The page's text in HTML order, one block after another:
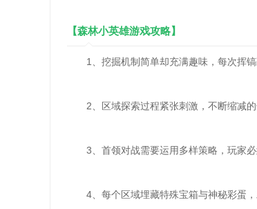
【森林小英雄游戏攻略】
1、挖掘机制简单却充满趣味，每次挥镐
2、区域探索过程紧张刺激，不断缩减的
3、首领对战需要运用多样策略，玩家必
4、每个区域埋藏特殊宝箱与神秘彩蛋，